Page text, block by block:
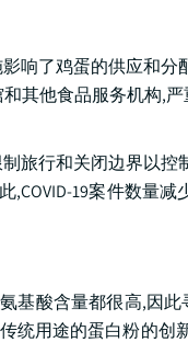
响了鸡蛋的供应和分
其他食品服务机构,
旅行和关闭边界以控
19案件数量减
基酸含量都很高,因
统用途的蛋白粉的创